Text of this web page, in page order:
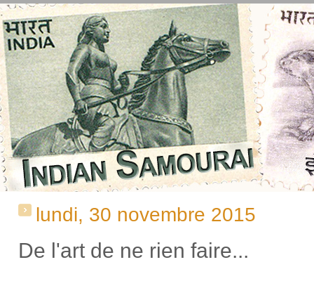
lundi, 30 novembre 2015
De l'art de ne rien faire...